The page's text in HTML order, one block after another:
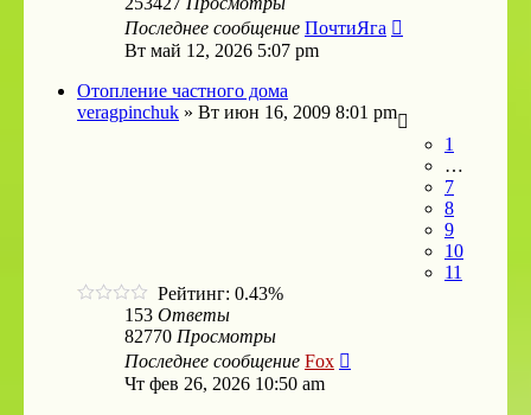
Последнее сообщение ПочтиЯга
Вт май 12, 2026 5:07 pm
Отопление частного дома
veragpinchuk » Вт июн 16, 2009 8:01 pm
1
…
7
8
9
10
11
Рейтинг: 0.43%
153 Ответы
82770 Просмотры
Последнее сообщение Fox
Чт фев 26, 2026 10:50 am